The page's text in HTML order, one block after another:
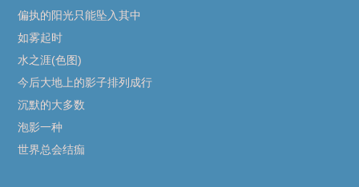
偏执的阳光只能坠入其中
如雾起时
水之涯(色图)
今后大地上的影子排列成行
沉默的大多数
泡影一种
世界总会结痂